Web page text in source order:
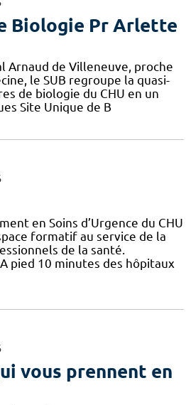
Biologie Pr Arlette
Arnaud de Villeneuve, proche
le SUB regroupe la quasi-
de biologie du CHU en un
Site Unique de B
en Soins d’Urgence du CHU
formatif au service de la
de la santé.
A pied 10 minutes des hôpitaux
vous prennent en